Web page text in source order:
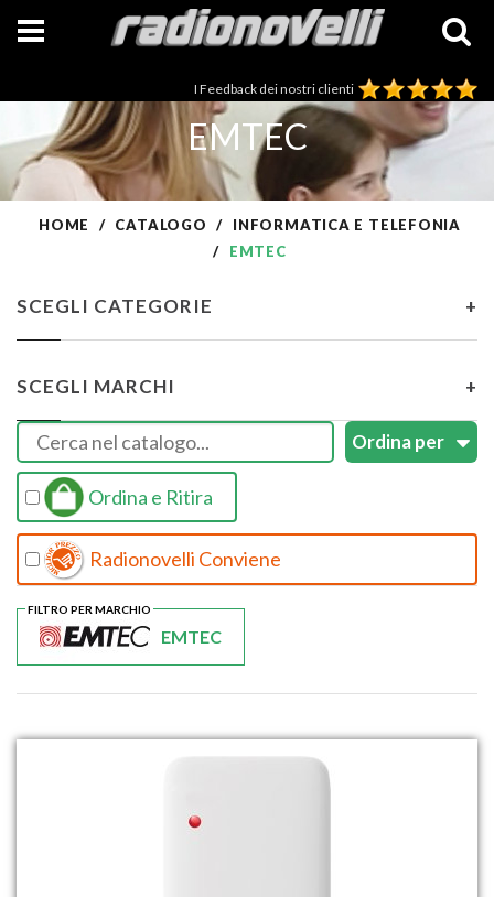
I Feedback dei nostri clienti
EMTEC
HOME CATALOGO
INFORMATICA E TELEFONIA
EMTEC
SCEGLI CATEGORIE +
SCEGLI MARCHI +
Ordina e Ritira
Radionovelli Conviene
EMTEC
FILTRO PER MARCHIO